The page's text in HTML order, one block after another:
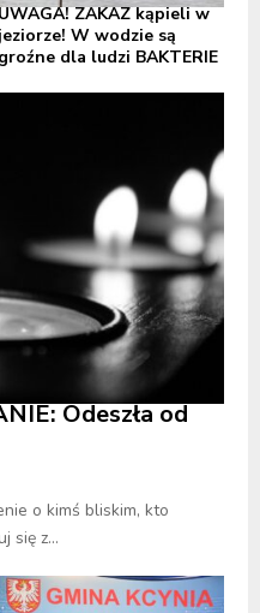
ZAKAZ kąpieli w
jeziorze! W wodzie są
groźne dla ludzi BAKTERIE
Odeszła od
o kimś bliskim, kto
się z...